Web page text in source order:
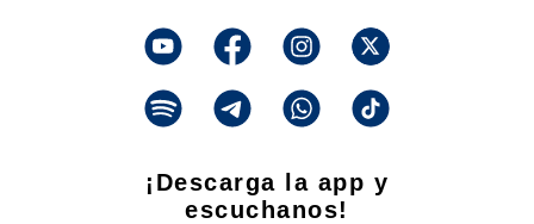
¡Descarga la app y
escuchanos!